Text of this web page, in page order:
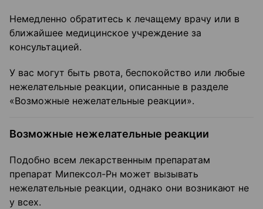
Немедленно обратитесь к лечащему врачу или в
ближайшее медицинское учреждение за
консультацией.
У вас могут быть рвота, беспокойство или любые
нежелательные реакции, описанные в разделе
«Возможные нежелательные реакции».
Возможные нежелательные реакции
Подобно всем лекарственным препаратам
препарат Мипексол-Рн может вызывать
нежелательные реакции, однако они возникают не
у всех.